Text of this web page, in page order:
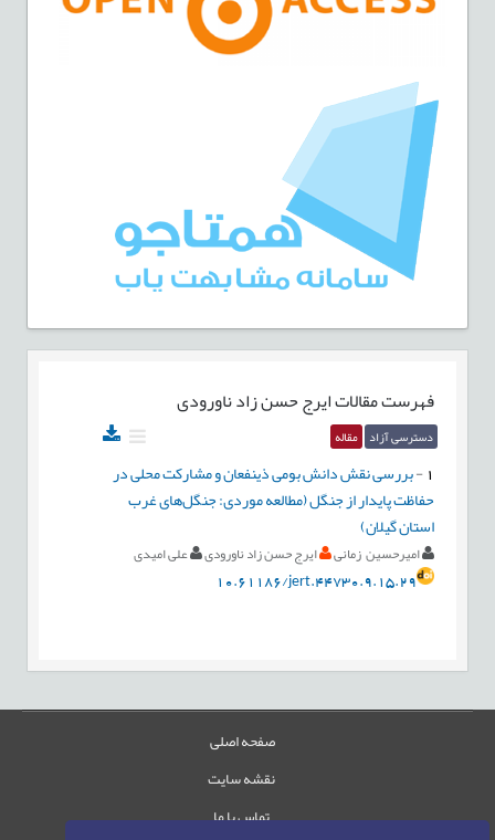
فهرست مقالاتایرج حسن زاد ناورودی
دسترسی آزاد مقاله
-بررسی نقش دانش بومی ذینفعان و مشارکت محلی در
حفاظت پایدار از جنگل‌ (مطالعه موردی: جنگل‌های غرب
استان گیلان)
امیرحسین زمانی ایرج حسن زاد ناورودی علی امیدی
10.61186/jert.44730.9.15.29
صفحه اصلی
نقشه سایت
تماس با ما